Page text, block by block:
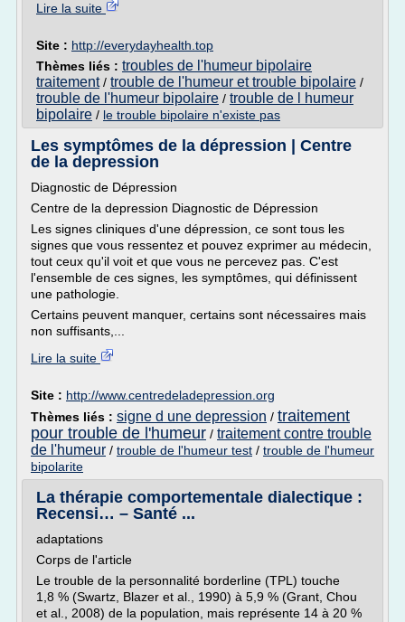
Lire la suite
Site : http://everydayhealth.top
Thèmes liés : troubles de l'humeur bipolaire
traitement/ trouble de l'humeur et trouble bipolaire /
trouble de l'humeur bipolaire / trouble de l humeur
bipolaire / le trouble bipolaire n'existe pas
Les symptômes de la dépression | Centre
de la depression
Diagnostic de Dépression
Centre de la depression Diagnostic de Dépression
Les signes cliniques d'une dépression, ce sont tous les
signes que vous ressentez et pouvez exprimer au médecin,
tout ceux qu'il voit et que vous ne percevez pas. C'est
l'ensemble de ces signes, les symptômes, qui définissent
une pathologie.
Certains peuvent manquer, certains sont nécessaires mais
non suffisants,...
Lire la suite
Site : http://www.centredeladepression.org
Thèmes liés : signe d une depression / traitement
pour trouble de l'humeur / traitement contre trouble
de l'humeur / trouble de l'humeur test / trouble de l'humeur
bipolarite
La thérapie comportementale dialectique :
Recensi… – Santé ...
adaptations
Corps de l'article
Le trouble de la personnalité borderline (TPL) touche
1,8 % (Swartz, Blazer et al., 1990) à 5,9 % (Grant, Chou
et al., 2008) de la population, mais représente 14 à 20 %